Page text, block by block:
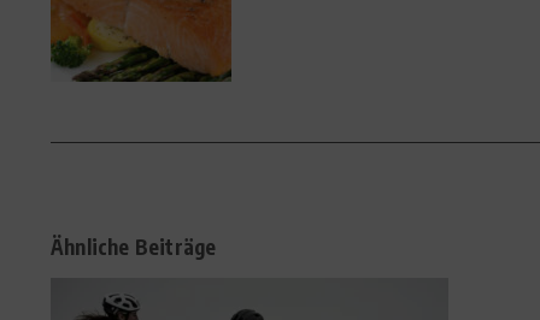
Ähnliche Beiträge